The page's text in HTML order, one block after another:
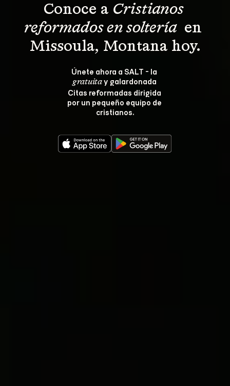
Conoce a Cristianos
reformados en soltería en
Missoula, Montana hoy.
Únete ahora a SALT - la
gratuita y galardonada
Citas reformadas dirigida
por un pequeño equipo de
cristianos.